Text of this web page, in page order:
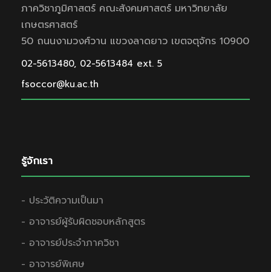
ภาควิชาภูมิศาสตร์ คณะสังคมศาสตร์ มหาวิทยาลัย
เกษตรศาสตร์
50 ถนนงามวงศ์วาน แขวงลาดยาว เขตจตุจักร 10900
02-5613480, 02-5613484 ext. 5
fsoccor@ku.ac.th
รู้จักเรา
- ประวัติความเป็นมา
- อาจารย์ผู้รับผิดชอบหลักสูตร
- อาจารย์ประจำภาควิชา
- อาจารย์พิเศษ